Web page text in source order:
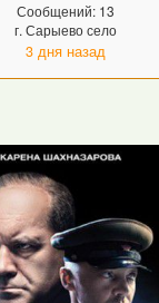
Сообщений: 13
г. Сарыево село
3 дня назад